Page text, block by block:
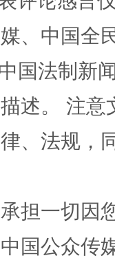
生
、中国全
国法制新
述。 注
、法规，
担一切因
国公众传